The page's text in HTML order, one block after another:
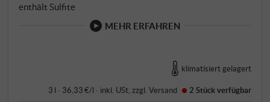
enthält Sulfite
MEHR ERFAHREN
klimatisiert gelagert
3 l · 36,33 €/l · inkl. USt , zzgl.Versand 2 Stückverfügbar